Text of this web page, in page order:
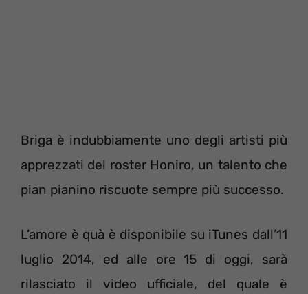
Briga è indubbiamente uno degli artisti più
apprezzati del roster Honiro, un talento che
pian pianino riscuote sempre più successo.
L’amore è quà è disponibile su iTunes dall’11
luglio 2014, ed alle ore 15 di oggi, sarà
rilasciato il video ufficiale, del quale è